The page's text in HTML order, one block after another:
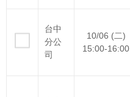
台中
分公
司
10/06 (二)
15:00-16:00